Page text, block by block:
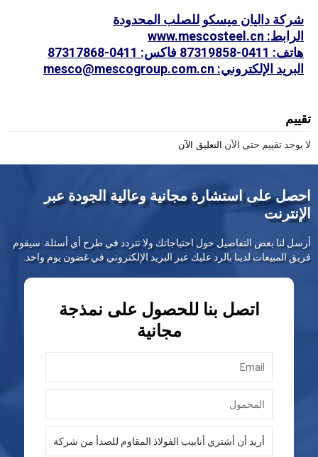
شركة داليان ميسكو للصلب المحدودة
الرابط: www.mescosteel.cn
هاتف: 0411-87319858 فاكس: 0411-87317868
البريد الإلكتروني: mesco@mescogroup.com.cn
تقييم
لا يوجد تقييم حتى الآن التعليق الآن
احصل على استشارة مجانية وعالية الجودة عبر
الإنترنت
أرسل لنا بعض التفاصيل حول احتياجاتك ولا تتردد في طرح أي أسئلة. سيقوم
فريق المبيعات لدينا بالرد عليك عبر البريد الإلكتروني في غضون يوم واحد.
اتصل بنا للحصول على نمذجة
مجانية